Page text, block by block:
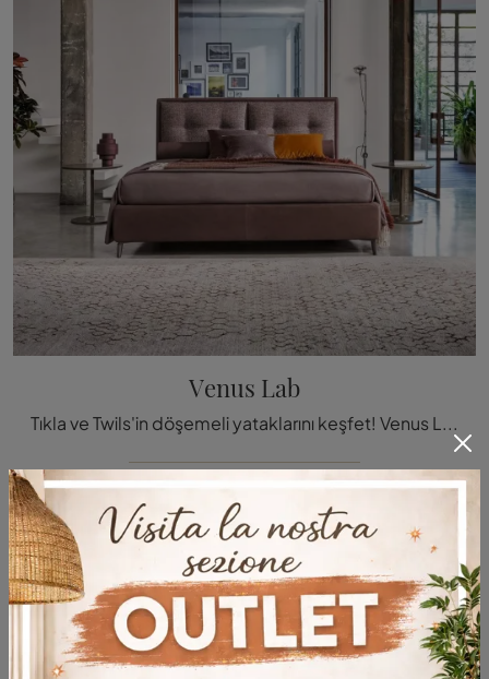
Venus Lab
Tıkla ve Twils'in döşemeli yataklarını keşfet! Venus Lab modeli kumaşta, çift kişilik versiy